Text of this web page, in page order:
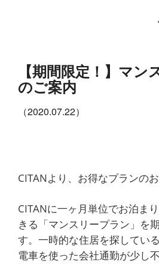
【期間限定！】マン
のご案内
（2020.07.22）
CITANより、お得なプランのお
CITANに一ヶ月単位でお泊ま
きる「マンスリープラン」を
す。一時的な住居を探してい
電車を使った会社通勤が少し